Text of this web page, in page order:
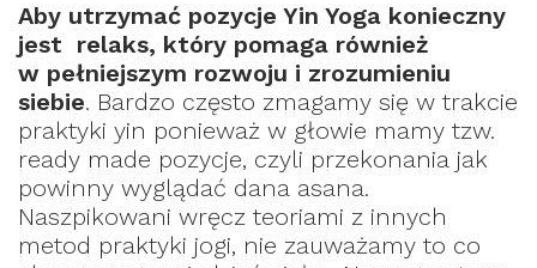
Aby utrzymać pozycje Yin Yoga konieczny
jest relaks, który pomaga również
w pełniejszym rozwoju i zrozumieniu
siebie. Bardzo często zmagamy się w trakcie
praktyki yin ponieważ w głowie mamy tzw.
ready made pozycje, czyli przekonania jak
powinny wyglądać dana asana.
Naszpikowani wręcz teoriami z innych
metod praktyki jogi, nie zauważamy to co